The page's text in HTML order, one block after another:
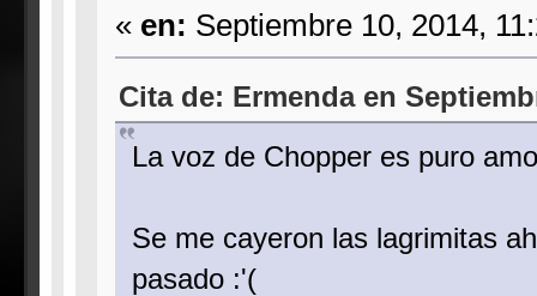
« en: Septiembre 10, 2014,
Cita de: Ermenda en
La voz de Chopper es puro
Se me cayeron las lagrimitas
pasado :'(